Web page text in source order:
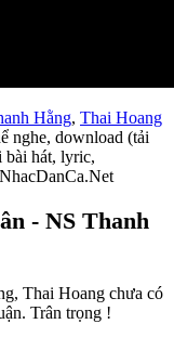
Hằng, Thai Hoang
nghe, download (tải
bài hát, lyric,
- NS Thanh
Thai Hoang chưa có
Trân trọng !